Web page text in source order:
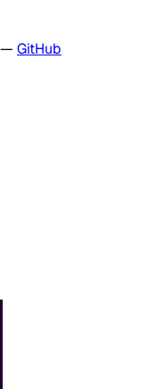
— GitHub